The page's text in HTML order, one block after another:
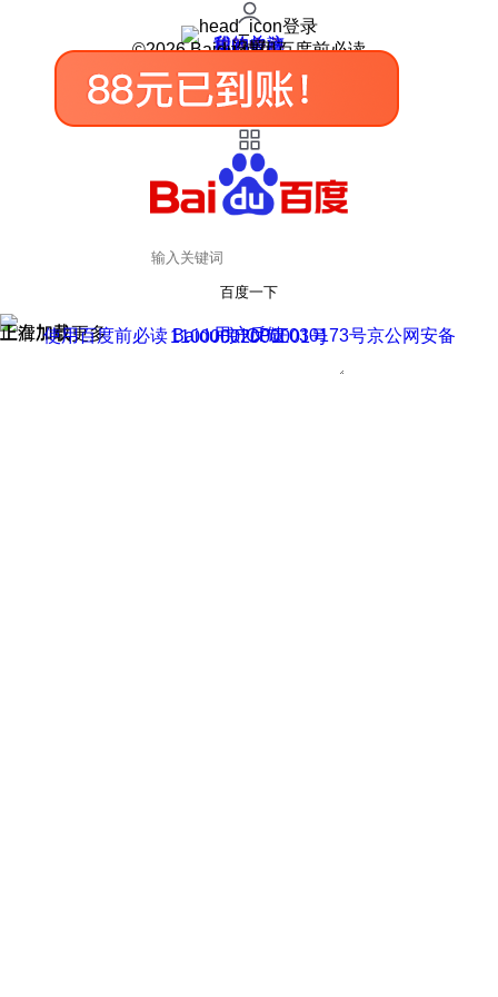
登录
我的关注
我的收藏
皮肤中心
用户反馈
设置
©2026 Baidu 使用百度前必读
百度一下
正在加载
上滑加载更多 用户反馈
使用百度前必读 Baidu 京ICP证030173号
京公网安备11000002000001号